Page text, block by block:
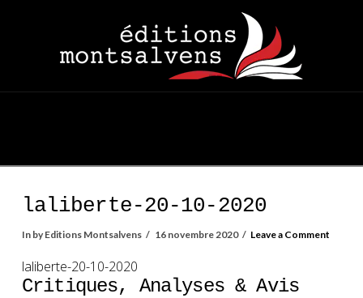
laliberte-20-10-2020
In by Editions Montsalvens 16 novembre 2020 Leave a Comment
laliberte-20-10-2020
Critiques, Analyses & Avis